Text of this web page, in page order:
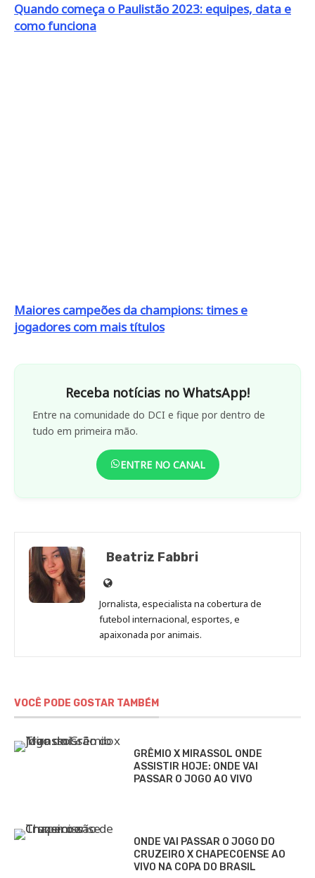
Quando começa o Paulistão 2023: equipes, data e
como funciona
Maiores campeões da champions: times e
jogadores com mais títulos
Receba notícias no WhatsApp!
Entre na comunidade do DCI e fique por dentro de
tudo em primeira mão.
ENTRE NO CANAL
Beatriz Fabbri
Site
de
Beatriz
Fabbri
Jornalista, especialista na cobertura de
futebol internacional, esportes, e
apaixonada por animais.
VOCÊ PODE GOSTAR TAMBÉM
GRÊMIO X MIRASSOL ONDE
ASSISTIR HOJE: ONDE VAI
PASSAR O JOGO AO VIVO
ONDE VAI PASSAR O JOGO DO
CRUZEIRO X CHAPECOENSE AO
VIVO NA COPA DO BRASIL